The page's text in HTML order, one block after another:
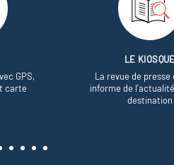
GPS,
carte
LE
La revue de presse
informe de
destination